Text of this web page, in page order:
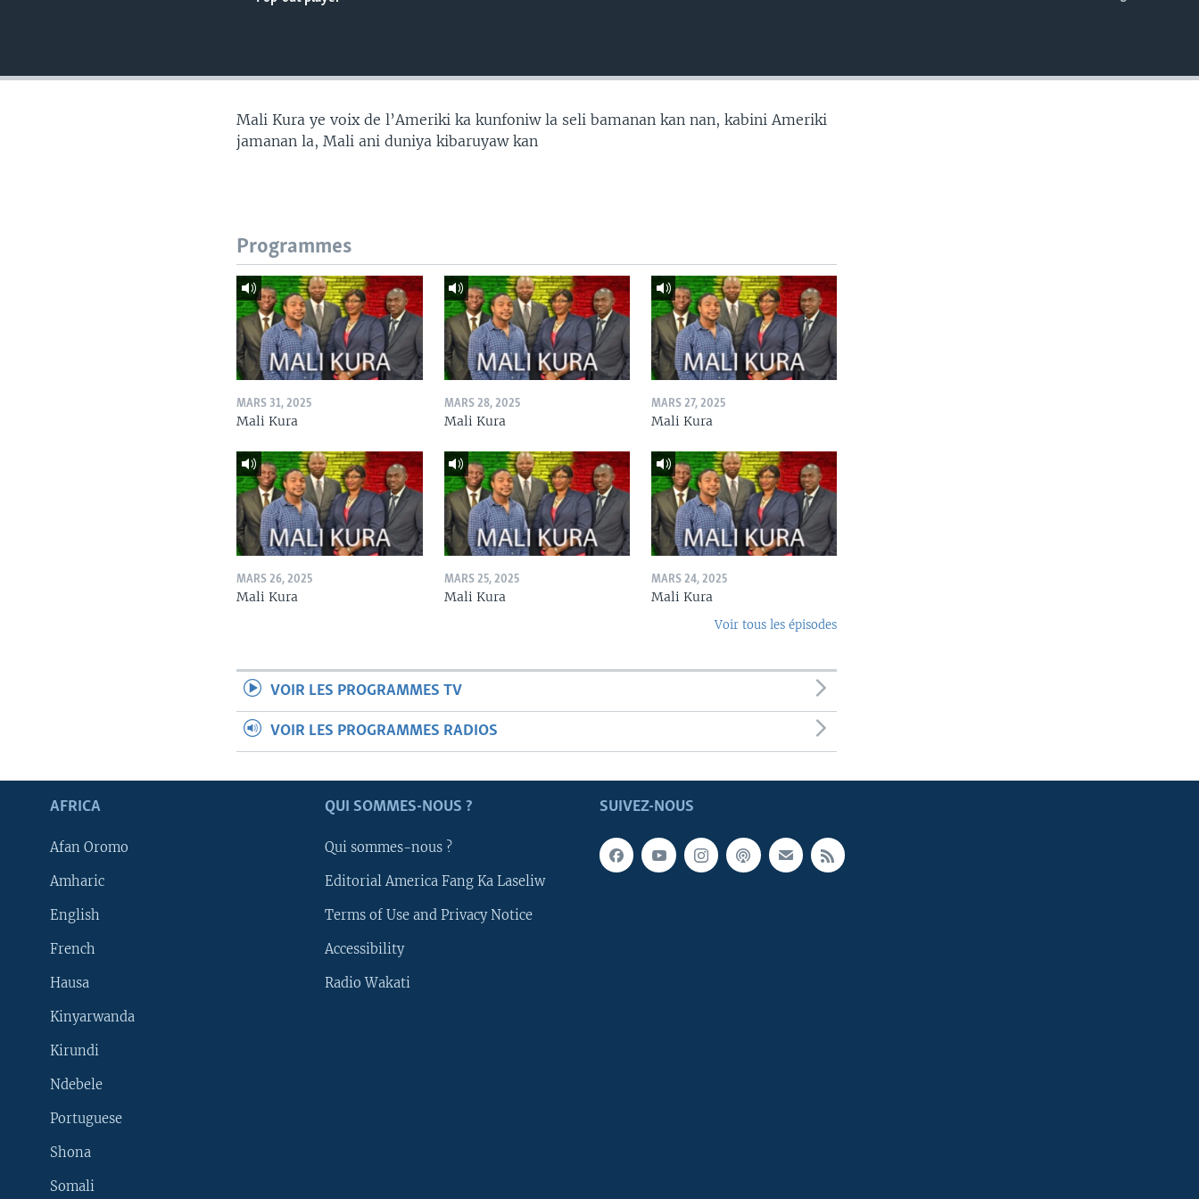
Mali Kura ye voix de l’Ameriki ka kunfoniw la seli bamanan kan nan, kabini Ameriki
jamanan la, Mali ani duniya kibaruyaw kan
Programmes
MARS 31, 2025
Mali Kura
MARS 28, 2025
Mali Kura
MARS 27, 2025
Mali Kura
MARS 26, 2025
Mali Kura
MARS 25, 2025
Mali Kura
MARS 24, 2025
Mali Kura
Voir tous les épisodes
VOIR LES PROGRAMMES TV
VOIR LES PROGRAMMES RADIOS
SUIVEZ-NOUS
AFRICA
Afan Oromo
Amharic
English
French
Hausa
Kinyarwanda
Kirundi
Ndebele
Portuguese
Shona
Somali
QUI SOMMES-NOUS ?
Qui sommes-nous ?
Editorial America Fang Ka Laseliw
Terms of Use and Privacy Notice
Accessibility
Radio Wakati